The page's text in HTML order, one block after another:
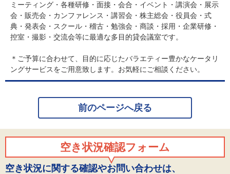
ミーティング・各種研修・面接・会合・イベント・講演会・展示
会・販売会・カンファレンス・講習会・株主総会・役員会・式
典・発表会・スクール・稽古・勉強会・商談・採用・企業研修・
控室・撮影・交流会等に最適な多目的貸会議室です。
＊ご予算に合わせて、目的に応じたバラエティー豊かなケータリ
ングサービスをご用意致します。お気軽にご相談ください。
前のページへ戻る
空き状況確認フォーム
空き状況に関する確認やお問い合わせは、